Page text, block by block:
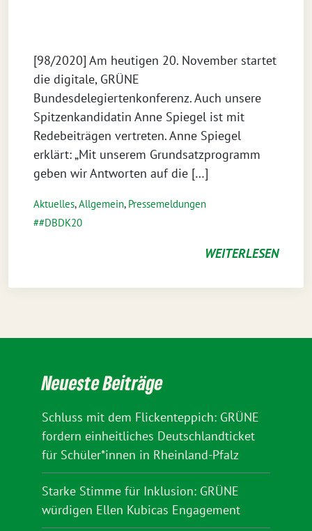
[98/2020] Am heutigen 20. November startet
die digitale, GRÜNE
Bundesdelegiertenkonferenz. Auch unsere
Spitzenkandidatin Anne Spiegel ist mit
Redebeiträgen vertreten. Anne Spiegel
erklärt: „Mit unserem Grundsatzprogramm
geben wir Antworten auf die […]
Aktuelles,Allgemein, Pressemeldungen
#DBDK20
WEITERLESEN
Neueste Beiträge
Schluss mit dem Flickenteppich: GRÜNE
fordern einheitliches Deutschlandticket
für Schüler*innen in Rheinland-Pfalz
Starke Stimme für Inklusion: GRÜNE
würdigen Ellen Kubicas Engagement